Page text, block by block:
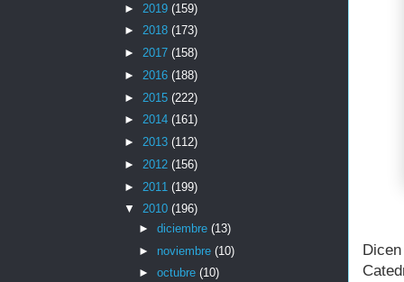
► 2019 (159)
► 2018 (173)
► 2017 (158)
► 2016 (188)
► 2015 (222)
► 2014 (161)
► 2013 (112)
► 2012 (156)
► 2011 (199)
▼ 2010 (196)
► diciembre (13)
► noviembre (10)
► octubre (10)